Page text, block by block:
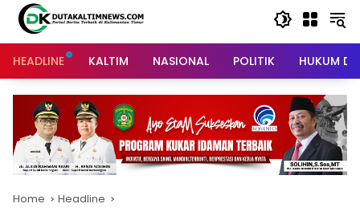
HEADLINE KALTIM NASIONAL POLITIK HUKUM
Home Headline